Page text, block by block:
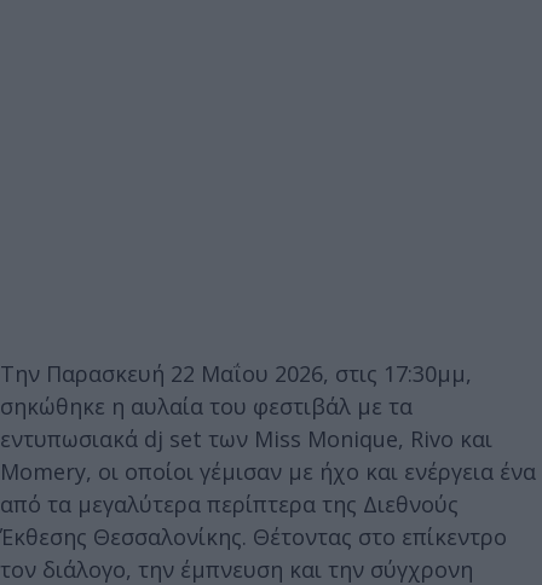
Την Παρασκευή 22 Μαΐου 2026, στις 17:30μμ,
σηκώθηκε η αυλαία του φεστιβάλ με τα
εντυπωσιακά dj set των Miss Monique, Rivo και
Momery, οι οποίοι γέμισαν με ήχο και ενέργεια ένα
από τα μεγαλύτερα περίπτερα της Διεθνούς
Έκθεσης Θεσσαλονίκης. Θέτοντας στο επίκεντρο
τον διάλογο, την έμπνευση και την σύγχρονη